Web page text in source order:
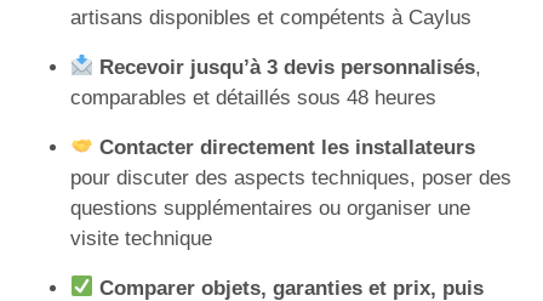
artisans disponibles et compétents à Caylus
Recevoir jusqu’à 3 devis personnalisés,
comparables et détaillés sous 48 heures
Contacter directement les installateurs
pour discuter des aspects techniques, poser des
questions supplémentaires ou organiser une
visite technique
Comparer objets, garanties et prix, puis